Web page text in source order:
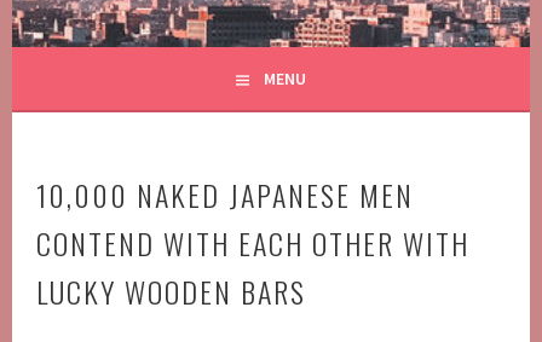
MENU
10,000 NAKED JAPANESE MEN
CONTEND WITH EACH OTHER WITH
LUCKY WOODEN BARS